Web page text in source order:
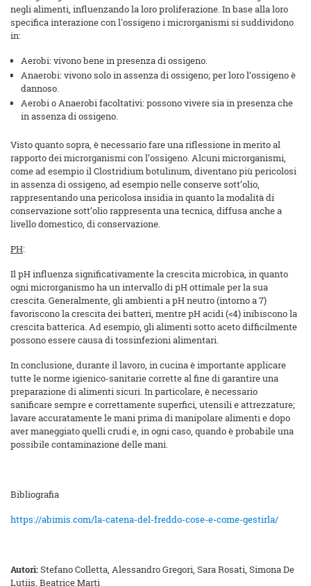
negli alimenti, influenzando la loro proliferazione. In base alla loro
specifica interazione con l'ossigeno i microrganismi si suddividono
in:
Aerobi: vivono bene in presenza di ossigeno.
Anaerobi: vivono solo in assenza di ossigeno; per loro l’ossigeno è
dannoso.
Aerobi o Anaerobi facoltativi: possono vivere sia in presenza che
in assenza di ossigeno.
Visto quanto sopra, è necessario fare una riflessione in merito al
rapporto dei microrganismi con l’ossigeno. Alcuni microrganismi,
come ad esempio il Clostridium botulinum, diventano più pericolosi
in assenza di ossigeno, ad esempio nelle conserve sott’olio,
rappresentando una pericolosa insidia in quanto la modalità di
conservazione sott’olio rappresenta una tecnica, diffusa anche a
livello domestico, di conservazione.
PH:
Il pH influenza significativamente la crescita microbica, in quanto
ogni microrganismo ha un intervallo di pH ottimale per la sua
crescita. Generalmente, gli ambienti a pH neutro (intorno a 7)
favoriscono la crescita dei batteri, mentre pH acidi (<4) inibiscono la
crescita batterica. Ad esempio, gli alimenti sotto aceto difficilmente
possono essere causa di tossinfezioni alimentari.
In conclusione, durante il lavoro, in cucina è importante applicare
tutte le norme igienico-sanitarie corrette al fine di garantire una
preparazione di alimenti sicuri. In particolare, è necessario
sanificare sempre e correttamente superfici, utensili e attrezzature;
lavare accuratamente le mani prima di manipolare alimenti e dopo
aver maneggiato quelli crudi e, in ogni caso, quando è probabile una
possibile contaminazione delle mani.
Bibliografia
https://abimis.com/la-catena-del-freddo-cose-e-come-gestirla/
Autori:Stefano Colletta, Alessandro Gregori, Sara Rosati, Simona De
Lutiis, Beatrice Marti